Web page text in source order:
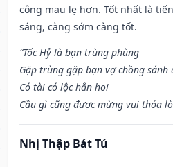
công mau lẹ hơn. Tốt nhất là
sáng, càng sớm càng tốt.
“Tốc Hỷ là bạn trùng phùng
Gặp trùng gặp bạn vợ chồng sánh
Có tài có lộc hẳn hoi
Cầu gì cũng được mừng vui thỏa
Nhị Thập Bát Tú